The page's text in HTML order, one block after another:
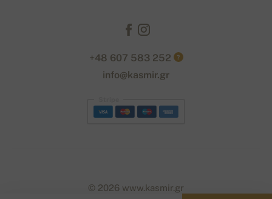
+48 607 583 252 ?
info@kasmir.gr
© 2026 www.kasmir.gr